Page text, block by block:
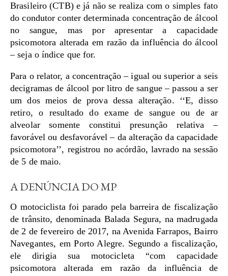
Brasileiro (CTB) e já não se realiza com o simples fato
do condutor conter determinada concentração de álcool
no sangue, mas por apresentar a capacidade
psicomotora alterada em razão da influência do álcool
– seja o índice que for.
Para o relator, a concentração – igual ou superior a seis
decigramas de álcool por litro de sangue – passou a ser
um dos meios de prova dessa alteração. ‘‘E, disso
retiro, o resultado do exame de sangue ou de ar
alveolar somente constitui presunção relativa –
favorável ou desfavorável – da alteração da capacidade
psicomotora’’, registrou no acórdão, lavrado na sessão
de 5 de maio.
A DENÚNCIA DO MP
O motociclista foi parado pela barreira de fiscalização
de trânsito, denominada Balada Segura, na madrugada
de 2 de fevereiro de 2017, na Avenida Farrapos, Bairro
Navegantes, em Porto Alegre. Segundo a fiscalização,
ele dirigia sua motocicleta “com capacidade
psicomotora alterada em razão da influência de